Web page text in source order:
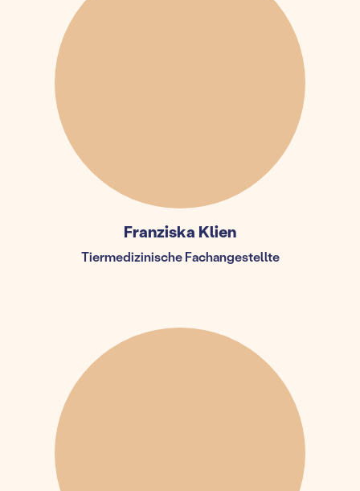
Franziska Klien
Tiermedizinische Fachangestellte